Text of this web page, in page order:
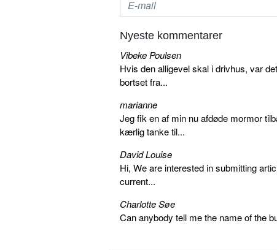
Nyeste kommentarer
Vibeke Poulsen
Hvis den alligevel skal i drivhus, var
bortset fra...
marianne
Jeg fik en af min nu afdøde mormor
kærlig tanke til...
David Louise
Hi, We are interested in submitting
current...
Charlotte Søe
Can anybody tell me the name of the